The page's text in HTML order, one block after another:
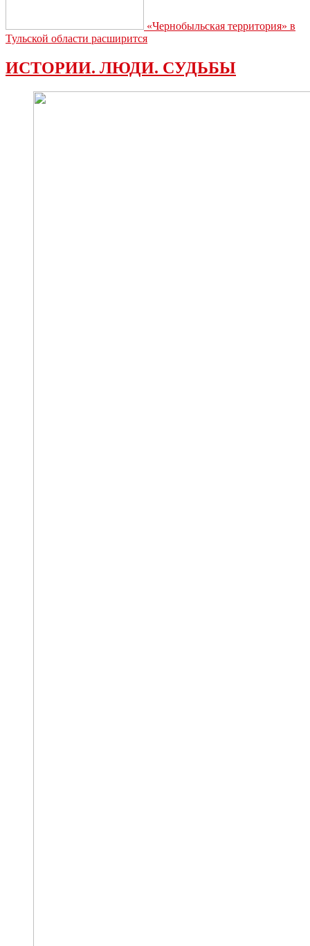
«Чернобыльская территория» в
Тульской области расширится
ИСТОРИИ. ЛЮДИ. СУДЬБЫ